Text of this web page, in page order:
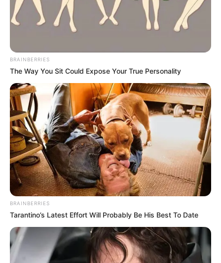
Posted
in
Friss hírek
Zalatnay Sarolta VÉGRE
bevallotta, ki élete új szerelme.
bySzerző • March 11, 2026
BRAINBERRIES
The Way You Sit Could Expose Your True Personality
BRAINBERRIES
Tarantino’s Latest Effort Will Probably Be His Best To Date